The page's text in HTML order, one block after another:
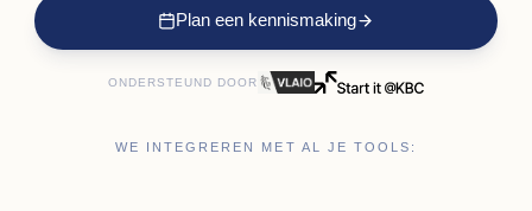
Plan een kennismaking
ONDERSTEUND DOOR
WE INTEGREREN MET AL JE TOOLS: